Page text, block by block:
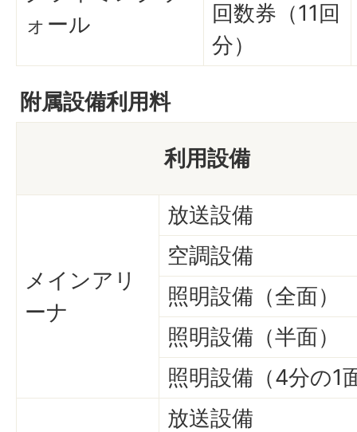
ォール
回数券（11回
分）
附属設備利用料
利用設備
メインアリ
ーナ
放送設備
空調設備
照明設備（全面）
照明設備（半面）
照明設備（4分の1
放送設備